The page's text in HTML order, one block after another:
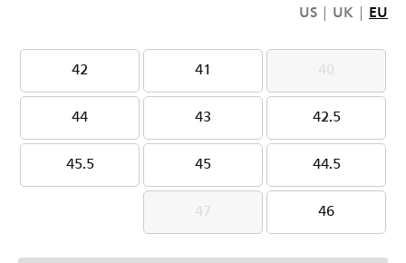
EU
UK
US
40
40
41
41
42
42
42.5
42.5
43
43
44
44
44.5
44.5
45
45
45.5
45.5
46
46
47
47